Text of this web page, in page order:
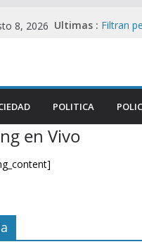
8, 2026 Ultimas : Filtran
Brutal
heridos
POLITICA
en Vivo